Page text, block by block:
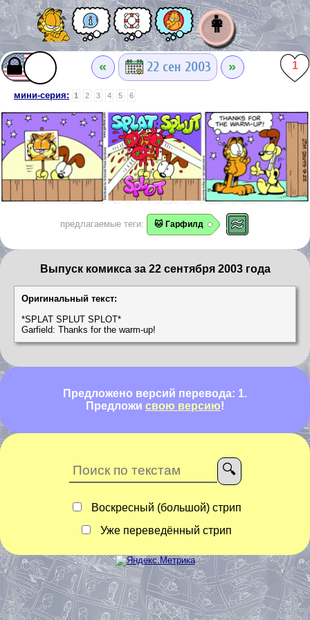
👩
« 22 сен 2003 » 1
мини-серия: 1 2 3 4 5 6
предлагаемые теги: 🐱 Гарфилд
Выпуск комикса за 22 сентября 2003 года
Оригинальный текст:
*SPLAT SPLUT SPLOT*
Garfield: Thanks for the warm-up!
Предложено версий перевода: 1.
Предложи свою версию!
Воскресный (большой) стрип
Уже переведённый стрип